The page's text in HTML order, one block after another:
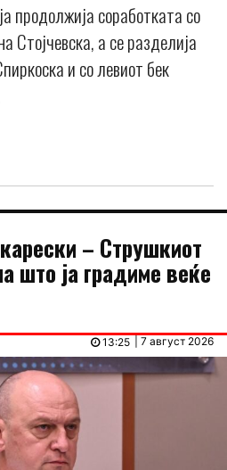
продолжија соработката со
Стојчевска, а се разделија
и со левиот бек
– Струшкиот
што ја градиме веќе
| 7 август 2026
13:25